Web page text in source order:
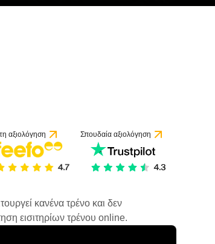
αξιολόγηση Σπουδαία αξιολόγηση
κανένα τρένο και δεν
εισιτηρίων τρένου online.